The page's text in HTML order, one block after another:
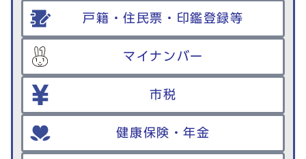
戸籍・住民票・印鑑登録等
マイナンバー
市税
健康保険・年金